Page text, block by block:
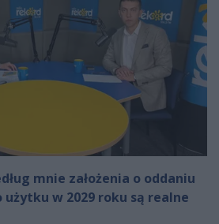
mnie założenia o oddaniu
w 2029 roku są realne